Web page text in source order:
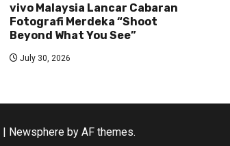
vivo Malaysia Lancar Cabaran
Fotografi Merdeka “Shoot
Beyond What You See”
July 30, 2026
| Newsphere by AF themes.